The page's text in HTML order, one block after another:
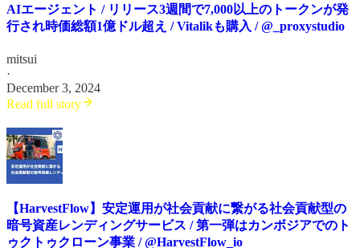
AIエージェント / リリース3週間で7,000以上のトークンが発
行され時価総額1億ドル超え / Vitalikも購入 / @_proxystudio
mitsui
·
December 3, 2024
Read full story
【HarvestFlow】安定運用が社会貢献に繋がる社会貢献型の
暗号資産レンディングサービス / 第一弾はカンボジアでのト
ゥクトゥクローン事業 / @HarvestFlow_io